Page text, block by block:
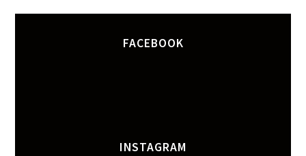
FACEBOOK
INSTAGRAM